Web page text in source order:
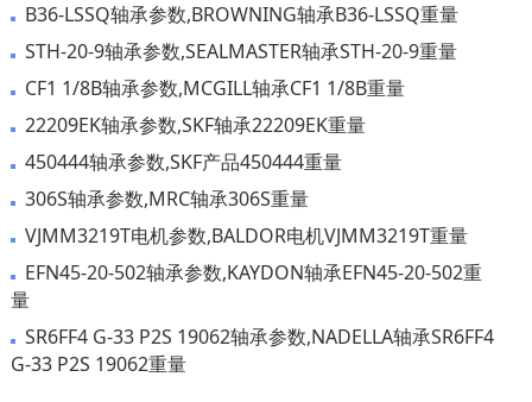
B36-LSSQ轴承参数,BROWNING轴承B36-LSSQ重量
STH-20-9轴承参数,SEALMASTER轴承STH-20-9重量
CF1 1/8B轴承参数,MCGILL轴承CF1 1/8B重量
22209EK轴承参数,SKF轴承22209EK重量
450444轴承参数,SKF产品450444重量
306S轴承参数,MRC轴承306S重量
VJMM3219T电机参数,BALDOR电机VJMM3219T重量
EFN45-20-502轴承参数,KAYDON轴承EFN45-20-502重
量
SR6FF4 G-33 P2S 19062轴承参数,NADELLA轴承SR6FF4
G-33 P2S 19062重量